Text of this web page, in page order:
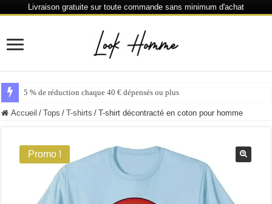
Livraison gratuite sur toute commande sans minimum d'achat
5 % de réduction chaque 40 € dépensés ou plus
Accueil / Tops / T-shirts / T-shirt décontracté en coton pour homme
Promo !